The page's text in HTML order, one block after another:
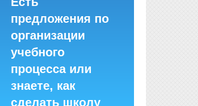
предложения по
организации
учебного
процесса или
знаете, как
сделать школу